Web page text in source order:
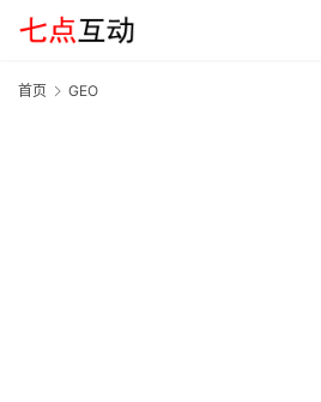
首页 GEO